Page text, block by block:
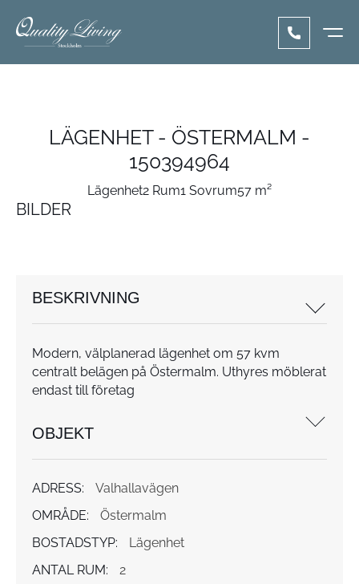
LÄGENHET - ÖSTERMALM -
150394964
Lägenhet2 Rum1 Sovrum57 m²
BILDER
BESKRIVNING
Modern, välplanerad lägenhet om 57 kvm
centralt belägen på Östermalm. Uthyres möblerat
endast till företag
OBJEKT
ADRESS:
Valhallavägen
OMRÅDE:
Östermalm
BOSTADSTYP:
Lägenhet
ANTAL RUM:
2